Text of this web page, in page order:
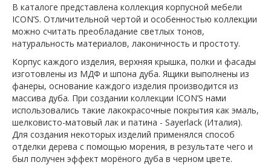
В каталоге представлена коллекция корпусной мебели
ICON’S. Отличительной чертой и особенностью коллекции
можно считать преобладание светлых тонов,
натуральность материалов, лаконичность и простоту.
Корпус каждого изделия, верхняя крышка, полки и фасады
изготовлены из МДФ и шпона дуба. Ящики выполнены из
фанеры, основание каждого изделия производится из
массива дуба. При создании коллекции ICON’S нами
использовались такие лакокрасочные покрытия как эмаль,
шелковисто-матовый лак и патина - Sayerlack (Италия).
Для создания некоторых изделий применялся способ
отделки дерева с помощью морения, в результате чего и
был получен эффект морёного дуба в черном цвете.